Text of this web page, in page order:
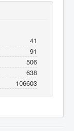
41
91
506
638
106603